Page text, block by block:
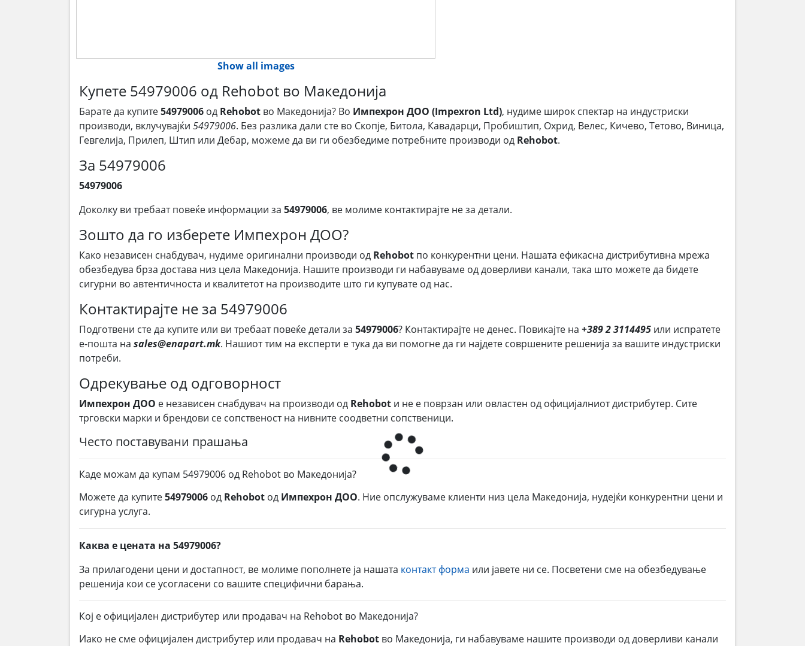
Show all images
Купете 54979006 од Rehobot во Македонија
Барате да купите54979006 од Rehobot во Македонија? Во Импехрон ДОО (Impexron Ltd), нудиме широк спектар на индустриски
производи, вклучувајќи 54979006. Без разлика дали сте во Скопје, Битола, Кавадарци, Пробиштип, Охрид, Велес, Кичево, Тетово, Виница,
Гевгелија, Прилеп, Штип или Дебар, можеме да ви ги обезбедиме потребните производи од Rehobot.
За 54979006
54979006
Доколку ви требаат повеќе информации за 54979006, ве молиме контактирајте не за детали.
Зошто да го изберете Импехрон ДОО?
Како независен снабдувач, нудиме оригинални производи од Rehobot по конкурентни цени. Нашата ефикасна дистрибутивна мрежа
обезбедува брза достава низ цела Македонија. Нашите производи ги набавуваме од доверливи канали, така што можете да бидете
сигурни во автентичноста и квалитетот на производите што ги купувате од нас.
Контактирајте не за 54979006
Подготвени сте да купите или ви требаат повеќе детали за 54979006? Контактирајте не денес. Повикајте на +389 2 3114495 или испратете
е-пошта на sales@enapart.mk. Нашиот тим на експерти е тука да ви помогне да ги најдете совршените решенија за вашите индустриски
потреби.
Одрекување од одговорност
Импехрон ДОО е независен снабдувач на производи од Rehobot и не е поврзан или овластен од официјалниот дистрибутер. Сите
трговски марки и брендови се сопственост на нивните соодветни сопственици.
Често поставувани прашања
Каде можам да купам 54979006 од Rehobot во Македонија?
Можете да купите54979006 од Rehobot од Импехрон ДОО. Ние опслужуваме клиенти низ цела Македонија, нудејќи конкурентни цени и
сигурна услуга.
Каква е цената на 54979006?
За прилагодени цени и достапност, ве молиме пополнете ја нашата контакт форма или јавете ни се. Посветени сме на обезбедување
решенија кои се усогласени со вашите специфични барања.
Кој е официјален дистрибутер или продавач на Rehobot во Македонија?
Иако не сме официјален дистрибутер или продавач на Rehobot во Македонија, ги набавуваме нашите производи од доверливи канали